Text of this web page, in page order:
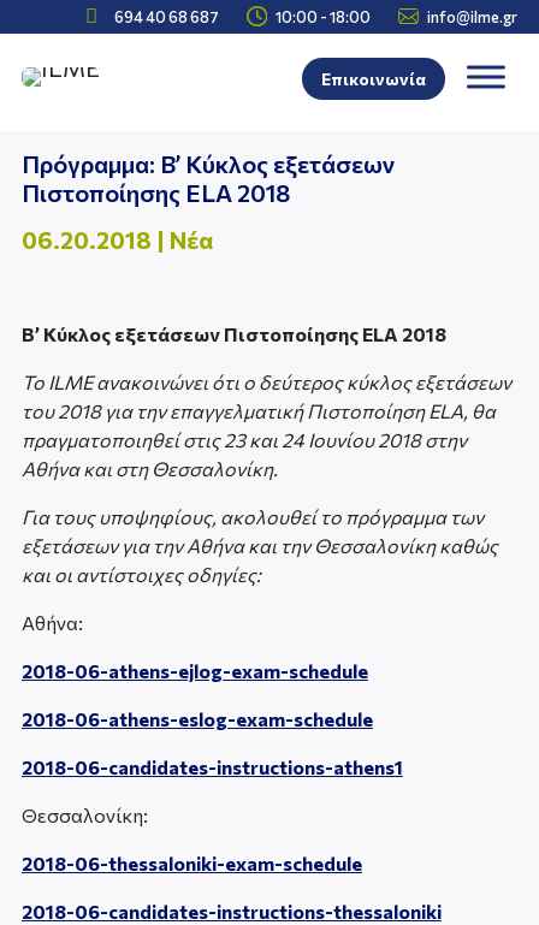
 694 40 68 687  10:00 - 18:00  info@ilme.gr
Επικοινωνία
Πρόγραμμα: B’ Κύκλος εξετάσεων
Πιστοποίησης ELA 2018
06.20.2018 | Νέα
B’ Κύκλος εξετάσεων Πιστοποίησης ELA 2018
To ILME ανακοινώνει ότι ο δεύτερος κύκλος εξετάσεων
του 2018 για την επαγγελματική Πιστοποίηση ELA, θα
πραγματοποιηθεί στις 23 και 24 Ιουνίου 2018 στην
Αθήνα και στη Θεσσαλονίκη.
Για τους υποψηφίους, ακολουθεί το πρόγραμμα των
εξετάσεων για την Αθήνα και την Θεσσαλονίκη καθώς
και οι αντίστοιχες οδηγίες:
Αθήνα:
2018-06-athens-ejlog-exam-schedule
2018-06-athens-eslog-exam-schedule
2018-06-candidates-instructions-athens1
Θεσσαλονίκη:
2018-06-thessaloniki-exam-schedule
2018-06-candidates-instructions-thessaloniki